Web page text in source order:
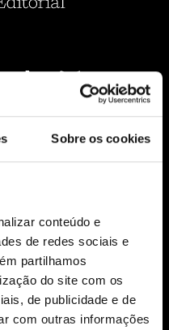
Sobre os cookies
conteúdo e
de redes sociais e
partilhamos
do site com os
de publicidade e de
com outras informações
House Grupo
It Digital